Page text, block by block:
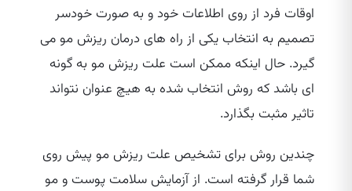
اوقات فرد از روی اطلاعات خود و به صورت خودسر
تصمیم به انتخاب یکی از راه‌ های درمان ریزش مو می‌
گیرد. حال اینکه ممکن است علت ریزش مو به گونه‌
ای باشد که روش انتخاب شده به هیچ عنوان نتواند
تاثیر مثبت بگذارد.
چندین روش برای تشخیص علت ریزش مو پیش روی
شما قرار گرفته است. از آزمایش سلامت پوست و مو